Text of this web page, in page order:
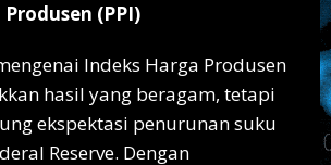
(PPI)
Indeks Harga Produsen
hasil yang beragam, tetapi
ekspektasi penurunan suku
Reserve. Dengan